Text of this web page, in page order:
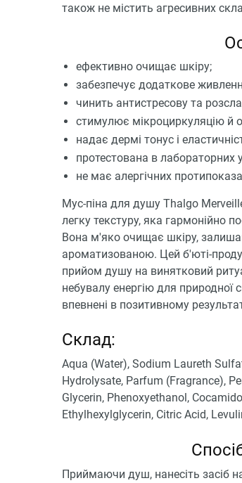
також не містить агресивних
ефективно очищає шкіру;
забезпечує додаткове
чинить антистресову та
стимулює мікроциркуляцію й
надає дермі тонус і
протестована в лабораторних
не має алергічних
Мус-піна для душу Thalgo
легку текстуру, яка гармонійно
Вона м'яко очищає шкіру,
ароматизованою. Цей б'юті-
прийом душу на винятковий
небувалу енергію для природної
впевнені в позитивному
Склад:
Aqua (Water), Sodium Laureth
Hydrolysate, Parfum (Fragrance),
Glycerin, Phenoxyethanol,
Ethylhexylglycerin, Citric Acid,
Приймаючи душ, нанесіть засіб